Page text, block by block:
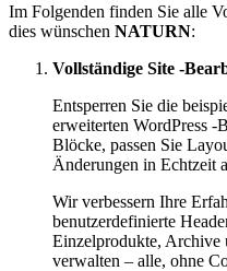
Im Folgenden finden Sie alle
dies wünschen NATURN:
Vollständige Site -
Entsperren Sie die
erweiterten WordPress
Blöcke, passen Sie
Änderungen in Echtzeit
Wir verbessern Ihre
benutzerdefinierte
Einzelprodukte, Archive
verwalten – alle, ohne